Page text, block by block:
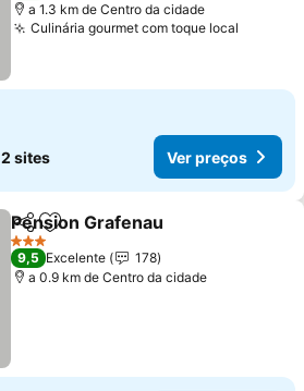
a 1.3 km de Centro da cidade
Culinária gourmet com toque local
2 sites Ver preços
PartilharAdicionar aos favoritos
Pension Grafenau
3 Estrelas
9,5 Excelente
178
a 0.9 km de Centro da cidade